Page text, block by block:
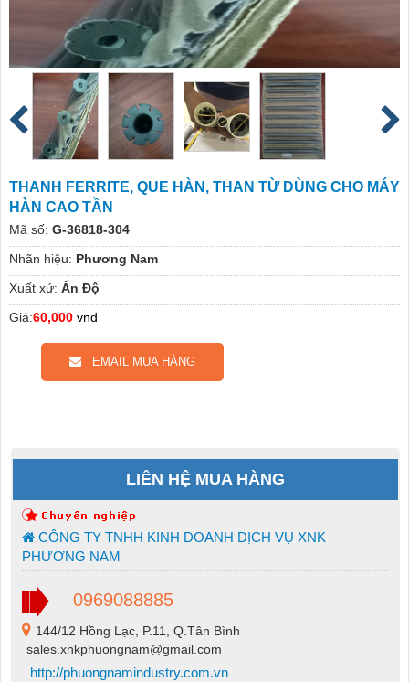
THANH FERRITE, QUE HÀN, THAN TỪ DÙNG CHO MÁY
HÀN CAO TẦN
Mã số: G-36818-304
Nhãn hiệu: Phương Nam
Xuất xứ: Ấn Độ
Giá:60,000 vnđ
EMAIL MUA HÀNG
LIÊN HỆ MUA HÀNG
CÔNG TY TNHH KINH DOANH DỊCH VỤ XNK
PHƯƠNG NAM
0969088885
144/12 Hồng Lạc, P.11, Q.Tân Bình
sales.xnkphuongnam@gmail.com
http://phuongnamindustry.com.vn